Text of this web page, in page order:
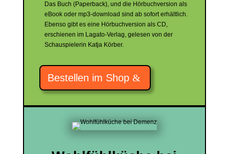
Das Buch (Paperback), und die Hörbuchversion als
eBook oder mp3-download sind ab sofort erhältlich.
Ebenso gibt es eine Hörbuchversion als CD,
erschienen im Lagato-Verlag, gelesen von der
Schauspielerin Katja Körber.
Bestellen im Shop